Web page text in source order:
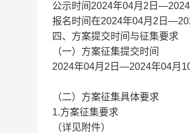
公示时间2024年04月2日—2024
报名时间在2024年04月2日
四、方案提交时间与征集要求
（一）方案征集提交时间
2024年04月2日—2024年04月
（二）方案征集具体要求
1.方案征集要求
（详见附件）